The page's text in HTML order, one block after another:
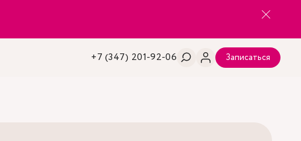
+7 (347) 201-92-06 Записаться